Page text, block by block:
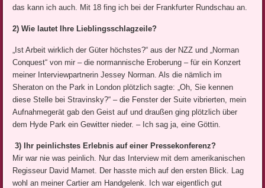
das kann ich auch. Mit 18 fing ich bei der Frankfurter Rundschau an.
2) Wie lautet Ihre Lieblingsschlagzeile?
„Ist Arbeit wirklich der Güter höchstes?“ aus der NZZ und „Norman
Conquest“ von mir – die normannische Eroberung – für ein Konzert
meiner Interviewpartnerin Jessey Norman. Als die nämlich im
Sheraton on the Park in London plötzlich sagte: „Oh, Sie kennen
diese Stelle bei Stravinsky?“ – die Fenster der Suite vibrierten, mein
Aufnahmegerät gab den Geist auf und draußen ging plötzlich über
dem Hyde Park ein Gewitter nieder. – Ich sag ja, eine Göttin.
3) Ihr peinlichstes Erlebnis auf einer Pressekonferenz?
Mir war nie was peinlich. Nur das Interview mit dem amerikanischen
Regisseur David Mamet. Der hasste mich auf den ersten Blick. Lag
wohl an meiner Cartier am Handgelenk. Ich war eigentlich gut